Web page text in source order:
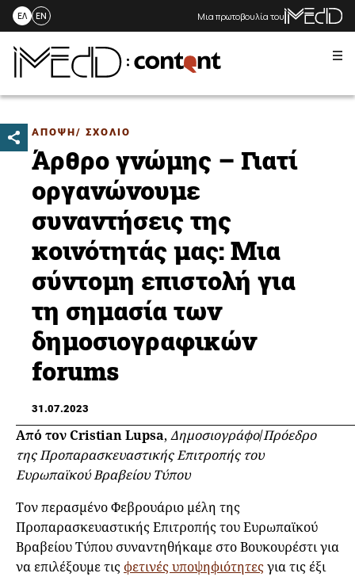
Skip
content
ΕΛ EN Μια πρωτοβουλία του
ΑΠΟΨΗ/ ΣΧΟΛΙΟ
Άρθρο γνώμης – Γιατί
οργανώνουμε
συναντήσεις της
κοινότητάς μας: Μια
σύντομη επιστολή για
τη σημασία των
δημοσιογραφικών
forums
31.07.2023
Από τον Cristian Lupsa, Δημοσιογράφο/Πρόεδρο
της Προπαρασκευαστικής Επιτροπής του
Ευρωπαϊκού Βραβείου Τύπου
Τον περασμένο Φεβρουάριο μέλη της
Προπαρασκευαστικής Επιτροπής του Ευρωπαϊκού
Βραβείου Τύπου συναντηθήκαμε στο Βουκουρέστι για
να επιλέξουμε τις φετινές υποψηφιότητεςγια τις έξι